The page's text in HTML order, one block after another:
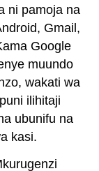
ni pamoja na
Gmail,
Google
muundo
wakati wa
ilihitaji
ubunifu na
kasi.